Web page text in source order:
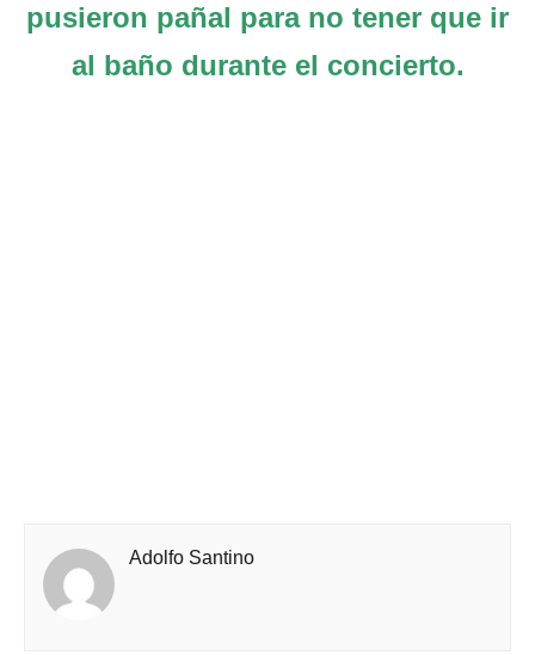
pusieron pañal para no tener que ir
al baño durante el concierto.
Adolfo Santino